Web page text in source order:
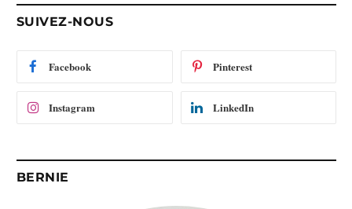
m
SUIVEZ-NOUS
Facebook Pinterest
Instagram LinkedIn
BERNIE